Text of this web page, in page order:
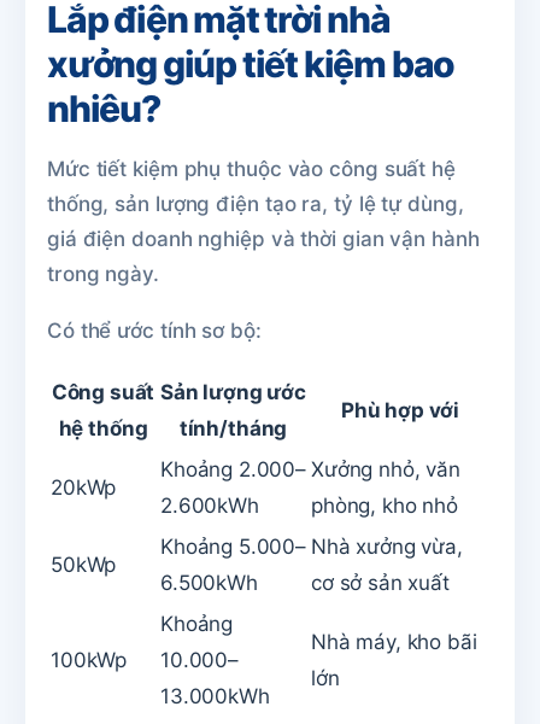
Lắp điện mặt trời nhà
xưởng giúp tiết kiệm bao
nhiêu?
Mức tiết kiệm phụ thuộc vào công suất hệ
thống, sản lượng điện tạo ra, tỷ lệ tự dùng,
giá điện doanh nghiệp và thời gian vận hành
trong ngày.
Có thể ước tính sơ bộ:
Công suất
hệ thống
Sản lượng ước
tính/tháng
Phù hợp với
20kWp
Khoảng 2.000–
2.600kWh
Xưởng nhỏ, văn
phòng, kho nhỏ
50kWp
Khoảng 5.000–
6.500kWh
Nhà xưởng vừa,
cơ sở sản xuất
100kWp
Khoảng
10.000–
13.000kWh
Nhà máy, kho bãi
lớn